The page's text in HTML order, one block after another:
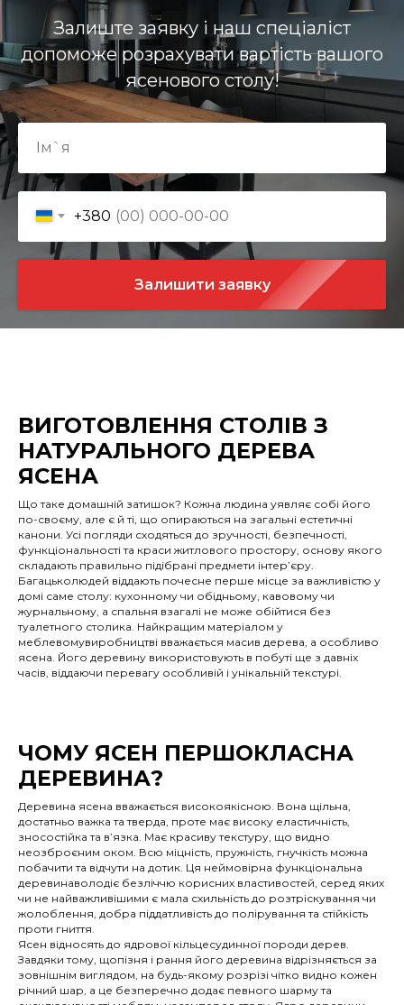
Залиште заявку і наш спеціаліст
допоможе розрахувати вартість вашого
ясенового столу!
+380
Залишити заявку
ВИГОТОВЛЕННЯ СТОЛІВ З
НАТУРАЛЬНОГО ДЕРЕВА
ЯСЕНА
Що таке домашній затишок? Кожна людина уявляє собі його
по-своєму, але є й ті, що опираються на загальні естетичні
канони. Усі погляди сходяться до зручності, безпечності,
функціональності та краси житлового простору, основу якого
складають правильно підібрані предмети інтер’єру.
Багацьколюдей віддають почесне перше місце за важливістю у
домі саме столу: кухонному чи обідньому, кавовому чи
журнальному, а спальня взагалі не може обійтися без
туалетного столика. Найкращим матеріалом у
меблевомувиробництві вважається масив дерева, а особливо
ясена. Його деревину використовують в побуті ще з давніх
часів, віддаючи перевагу особливій і унікальній текстурі.
ЧОМУ ЯСЕН ПЕРШОКЛАСНА
ДЕРЕВИНА?
Деревина ясена вважається високоякісною. Вона щільна,
достатньо важка та тверда, проте має високу еластичність,
зносостійка та в’язка. Має красиву текстуру, що видно
неозброєним оком. Всю міцність, пружність, гнучкість можна
побачити та відчути на дотик. Ця неймовірна функціональна
деревинаволодіє безліччю корисних властивостей, серед яких
чи не найважливішими є мала схильність до розтріскування чи
жолоблення, добра піддатливість до полірування та стійкість
проти гниття.
Ясен відносять до ядрової кільцесудинної породи дерев.
Завдяки тому, щопізня і рання його деревина відрізняється за
зовнішнім виглядом, на будь-якому розрізі чітко видно кожен
річний шар, а це безперечно додає певного шарму та